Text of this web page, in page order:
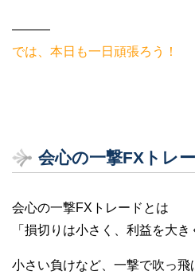
———
では、本日も一日頑張ろう！
会心の一撃FXトレ
会心の一撃FXトレードとは
「損切りは小さく、利益を大き
小さい負けなど、一撃で吹っ飛